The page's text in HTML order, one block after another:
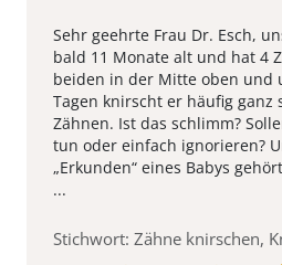
Sehr geehrte Frau Dr. Esch,
bald 11 Monate alt und hat 4
beiden in der Mitte oben und
Tagen knirscht er häufig ganz
Zähnen. Ist das schlimm?
tun oder einfach ignorieren?
„Erkunden“ eines Babys
...
Stichwort: Zähne knirschen,